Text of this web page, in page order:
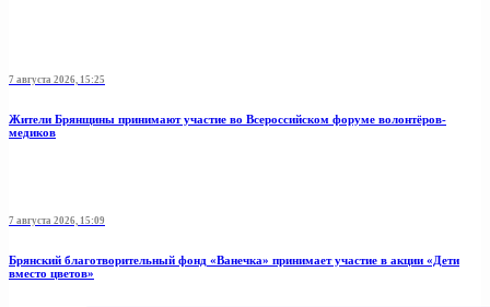
7 августа 2026, 15:25
Жители Брянщины принимают участие во Всероссийском форуме волонтёров-
медиков
7 августа 2026, 15:09
Брянский благотворительный фонд «Ванечка» принимает участие в акции «Дети
вместо цветов»